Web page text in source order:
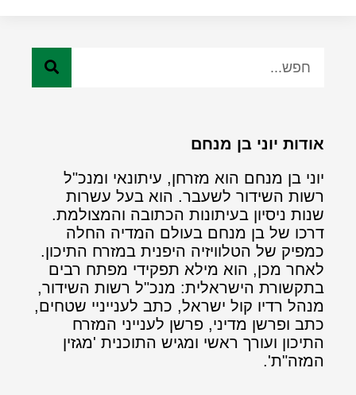
אודות יוני בן מנחם
יוני בן מנחם הוא מזרחן, עיתונאי ומנכ"ל
רשות השידור לשעבר. הוא בעל עשרות
שנות ניסיון בעיתונות הכתובה והמצולמת.
דרכו של בן מנחם בעולם המדיה החלה
כמפיק של הטלוויזיה היפנית במזרח התיכון.
לאחר מכן, הוא מילא תפקידי מפתח רבים
בתקשורת הישראלית: מנכ"ל רשות השידור,
מנהל רדיו קול ישראל, כתב לענייניי שטחים,
כתב ופרשן מדיני, פרשן לענייני המזרח
התיכון ועורך ראשי ומגיש התוכנית 'מגזין
המזה"ת'.